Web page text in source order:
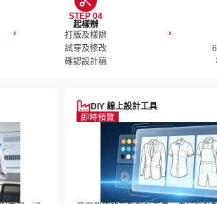
›
STEP 04
起樣辦
打版及樣辦
試穿及修改
確認設計稿
›
DIY 線上設計工具
即時預覽